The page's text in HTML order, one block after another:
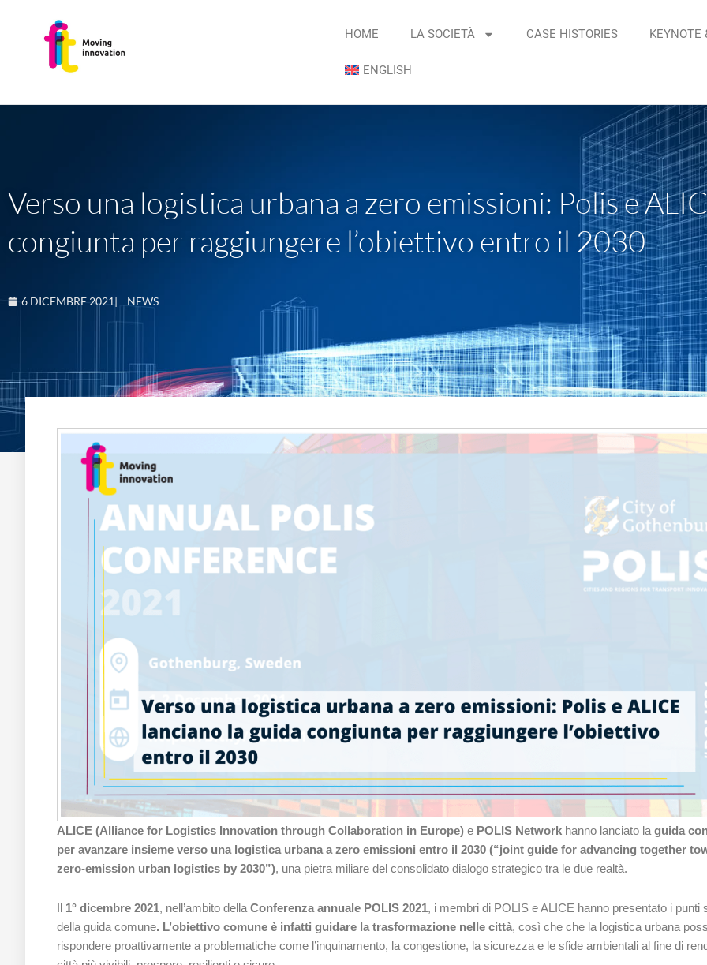
HOME LA SOCIETÀ CASE HISTORIES KEYNOTE
ENGLISH
Verso una logistica urbana a zero emissioni: Polis e
congiunta per raggiungere l’obiettivo entro il 2030
6 DICEMBRE 2021| NEWS
ALICE (Alliance for Logistics Innovation through Collaboration in Europe) e POLIS Network hanno lanciato la guida
per avanzare insieme verso una logistica urbana a zero emissioni entro il 2030 (“joint guide for advancing together
zero-emission urban logistics by 2030”), una pietra miliare del consolidato dialogo strategico tra le due realtà.
Il 1° dicembre 2021, nell’ambito della Conferenza annuale POLIS 2021, i membri di POLIS e ALICE hanno presentato i punti
della guida comune. L’obiettivo comune è infatti guidare la trasformazione nelle città, così che che la logistica urbana
rispondere proattivamente a problematiche come l’inquinamento, la congestione, la sicurezza e le sfide ambientali al fine di